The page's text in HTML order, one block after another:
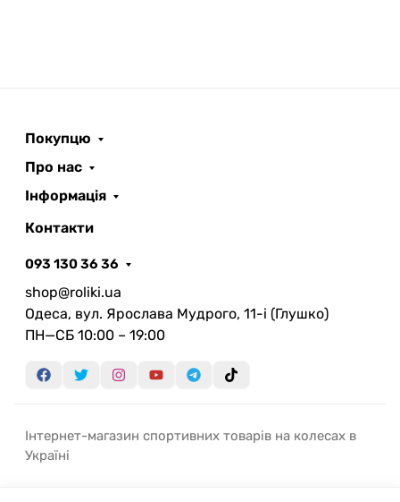
Покупцю
Про нас
Інформація
Контакти
093 130 36 36
shop@roliki.ua
Одеса, вул. Ярослава Мудрого, 11-i (Глушко)
ПН—СБ 10:00 – 19:00
Інтернет-магазин спортивних товарів на колесах в
Україні